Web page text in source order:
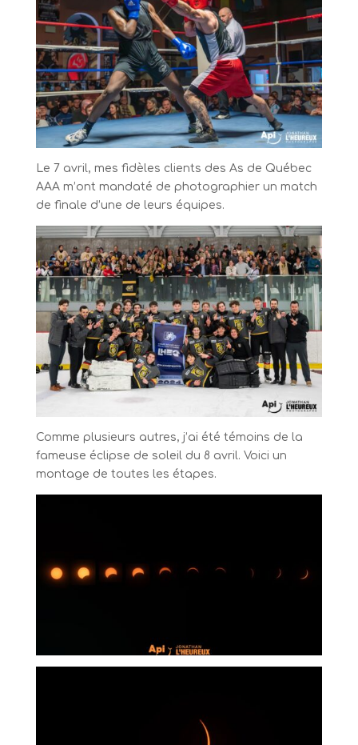
Le 7 avril, mes fidèles clients des As de Québec
AAA m’ont mandaté de photographier un match
de finale d’une de leurs équipes.
Comme plusieurs autres, j’ai été témoins de la
fameuse éclipse de soleil du 8 avril. Voici un
montage de toutes les étapes.